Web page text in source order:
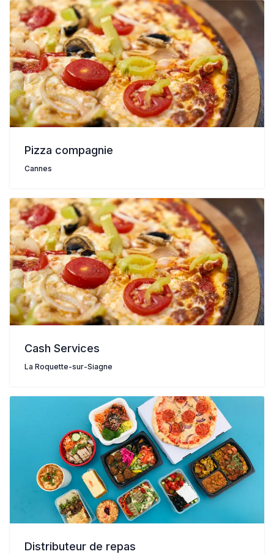
Pizza compagnie
Cannes
Cash Services
La Roquette-sur-Siagne
Distributeur de repas